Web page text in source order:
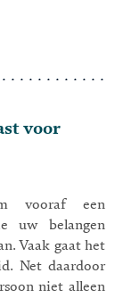
voor
vooraf een
uw belangen
Vaak gaat het
Net daardoor
niet alleen